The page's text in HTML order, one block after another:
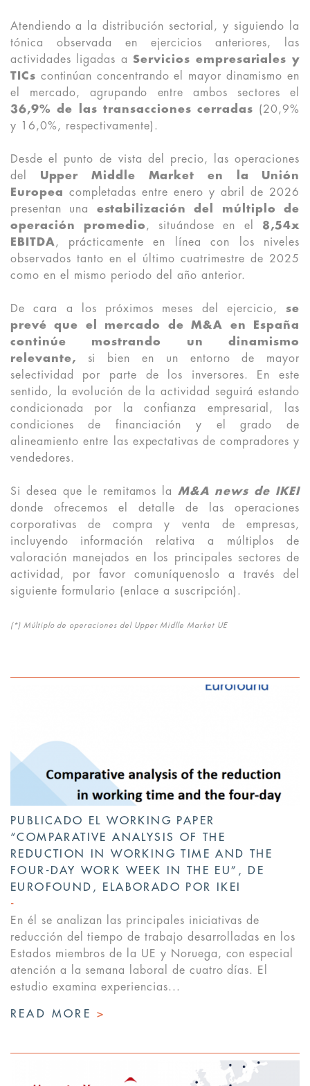
Atendiendo a la distribución sectorial, y siguiendo la
tónica observada en ejercicios anteriores, las
actividades ligadas aServicios empresariales y
TICs continúan concentrando el mayor dinamismo en
el mercado, agrupando entre ambos sectores el
36,9% de las transacciones cerradas (20,9%
y 16,0%, respectivamente).
Desde el punto de vista del precio, las operaciones
del Upper Middle Market en la Unión
Europea
completadas entre enero y abril de 2026
presentan una estabilización del múltiplo de
operación promedio , situándose en el 8,54x
EBITDA , prácticamente en línea con los niveles
observados tanto en el último cuatrimestre de 2025
como en el mismo periodo del año anterior.
De cara a los próximos meses del ejercicio,se
prevé que el mercado de M&A en España
continúe mostrando un dinamismo
relevante, si bien en un entorno de mayor
selectividad por parte de los inversores. En este
sentido, la evolución de la actividad seguirá estando
condicionada por la confianza empresarial, las
condiciones de financiación y el grado de
alineamiento entre las expectativas de compradores y
vendedores.
Si desea que le remitamos la M&A news de IKEI
donde ofrecemos el detalle de las operaciones
corporativas de compra y venta de empresas,
incluyendo información relativa a múltiplos de
valoración manejados en los principales sectores de
actividad, por favor comuníquenoslo a través del
siguiente formulario (enlace a suscripción).
(*) Múltiplo de operaciones del Upper Midlle Market UE
PUBLICADO EL WORKING PAPER
“COMPARATIVE ANALYSIS OF THE
REDUCTION IN WORKING TIME AND THE
FOUR-DAY WORK WEEK IN THE EU”, DE
EUROFOUND, ELABORADO POR IKEI
En él se analizan las principales iniciativas de
reducción del tiempo de trabajo desarrolladas en los
Estados miembros de la UE y Noruega, con especial
atención a la semana laboral de cuatro días. El
estudio examina experiencias...
READ MORE >